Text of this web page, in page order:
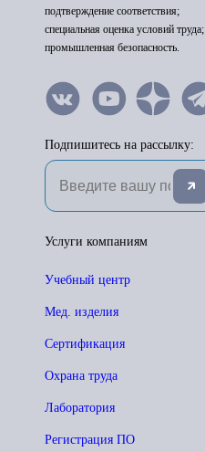
подтверждение соответствия;
специальная оценка условий труда;
промышленная безопасность.
Подпишитесь на рассылку:
Услуги компаниям
Учебный центр
Мед. изделия
Сертификация
Охрана труда
Лаборатория
Регистрация ПО